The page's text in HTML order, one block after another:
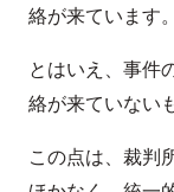
絡が来ています。
とはいえ、事件
絡が来ていない
この点は、裁判